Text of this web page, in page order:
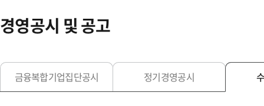
으
로
동
경영공시 및 공고
금융복합기업집단공시 정기경영공시